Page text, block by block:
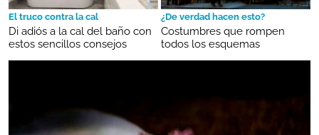
El truco contra la cal
Di adiós a la cal del baño con
estos sencillos consejos
¿De verdad hacen esto?
Costumbres que rompen
todos los esquemas